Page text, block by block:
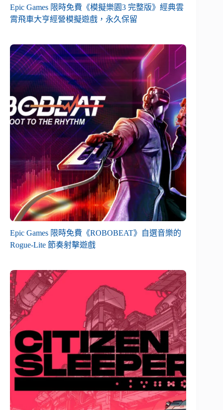
Epic Games 限時免費《模擬樂園3 完整版》經典雲
霄飛車大亨經營模擬遊戲，永久保留
Epic Games 限時免費《ROBOBEAT》自選音樂的
Rogue-Lite 節奏射擊遊戲